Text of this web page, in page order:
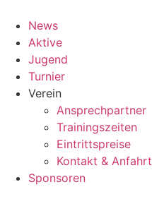
Inhalt
springen
News
Aktive
Jugend
Turnier
Verein
Ansprechpartner
Trainingszeiten
Eintrittspreise
Kontakt & Anfahrt
Sponsoren